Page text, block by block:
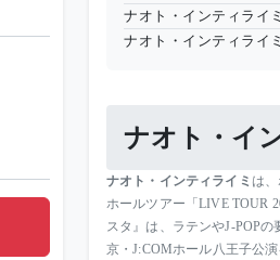
ナオト・インティライ
ナオト・インティライ
ナオト・イ
ナオト・インティライミ は
ホールツアー「LIVE TOUR
スタ』は、ラテンやJ-POP
京・J:COMホール八王子公